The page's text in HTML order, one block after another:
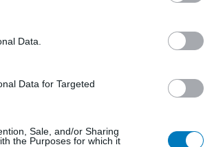
Data.
Data for Targeted
Sale, and/or Sharing
the Purposes for which it
vor diesen